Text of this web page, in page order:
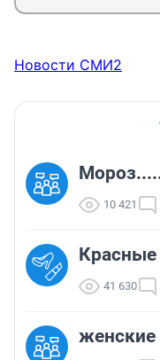
Новости СМИ2
10 421
Красные
41 630
женские